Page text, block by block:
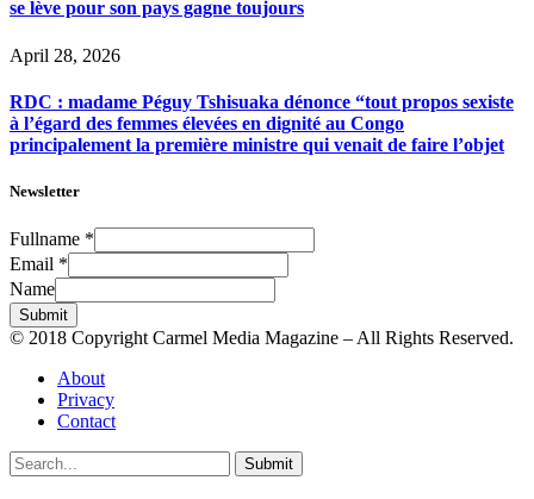
se lève pour son pays gagne toujours
April 28, 2026
RDC : madame Péguy Tshisuaka dénonce “tout propos sexiste
à l’égard des femmes élevées en dignité au Congo
principalement la première ministre qui venait de faire l’objet
Newsletter
Fullname *
Email *
Name
Submit
© 2018 Copyright Carmel Media Magazine – All Rights Reserved.
About
Privacy
Contact
Submit